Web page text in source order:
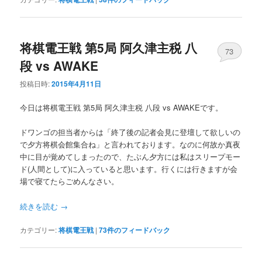
将棋電王戦 第5局 阿久津主税 八
段 vs AWAKE
投稿日時:2015年4月11日
73
今日は将棋電王戦 第5局 阿久津主税 八段 vs AWAKEです。
ドワンゴの担当者からは「終了後の記者会見に登壇して欲しいの
で夕方将棋会館集合ね」と言われております。なのに何故か真夜
中に目が覚めてしまったので、たぶん夕方には私はスリープモー
ド(人間として)に入っていると思います。行くには行きますが会
場で寝てたらごめんなさい。
続きを読む →
カテゴリー:将棋電王戦 |73件のフィードバック